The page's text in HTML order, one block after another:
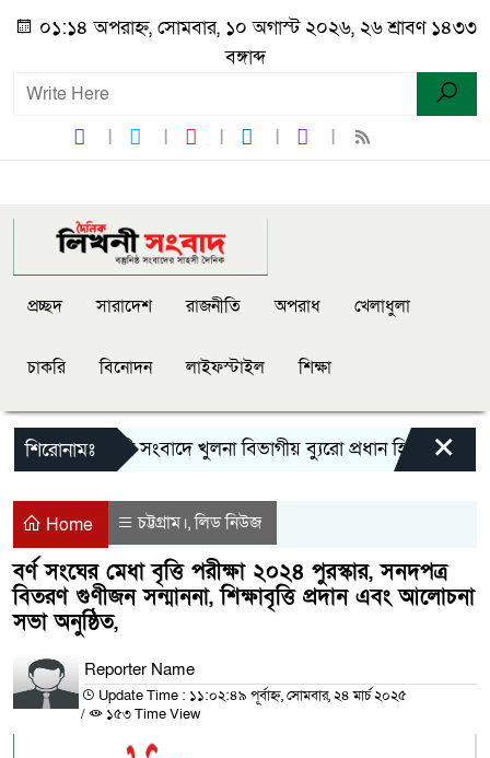
০১:১৪ অপরাহ্ন, সোমবার, ১০ অগাস্ট ২০২৬, ২৬ শ্রাবণ ১৪৩৩
বঙ্গাব্দ
প্রচ্ছদ সারাদেশ রাজনীতি অপরাধ খেলাধুলা
চাকরি বিনোদন লাইফস্টাইল শিক্ষা
শিরোনামঃ
দৈনিক লিখনী সংবাদে খুলনা বিভাগীয় ব্যুরো প্রধান হিসেবে নিয়োগ
×
Home চট্টগ্রাম।,লিড নিউজ
বর্ণ সংঘের মেধা বৃত্তি পরীক্ষা ২০২৪ পুরস্কার, সনদপত্র
বিতরণ গুণীজন সন্মাননা, শিক্ষাবৃত্তি প্রদান এবং আলোচনা
সভা অনুষ্ঠিত,
Reporter Name
Update Time : ১১:০২:৪৯ পূর্বাহ্ন, সোমবার, ২৪ মার্চ ২০২৫
/
১৫৩ Time View